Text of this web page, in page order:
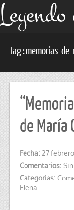
Tag : memorias-
de María
Fecha: 27
Comentarios:
Categorias:
Elena